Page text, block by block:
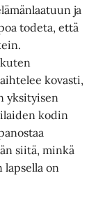
ja
todeta, että
kovasti,
yksityisen
kodin
siitä, minkä
on